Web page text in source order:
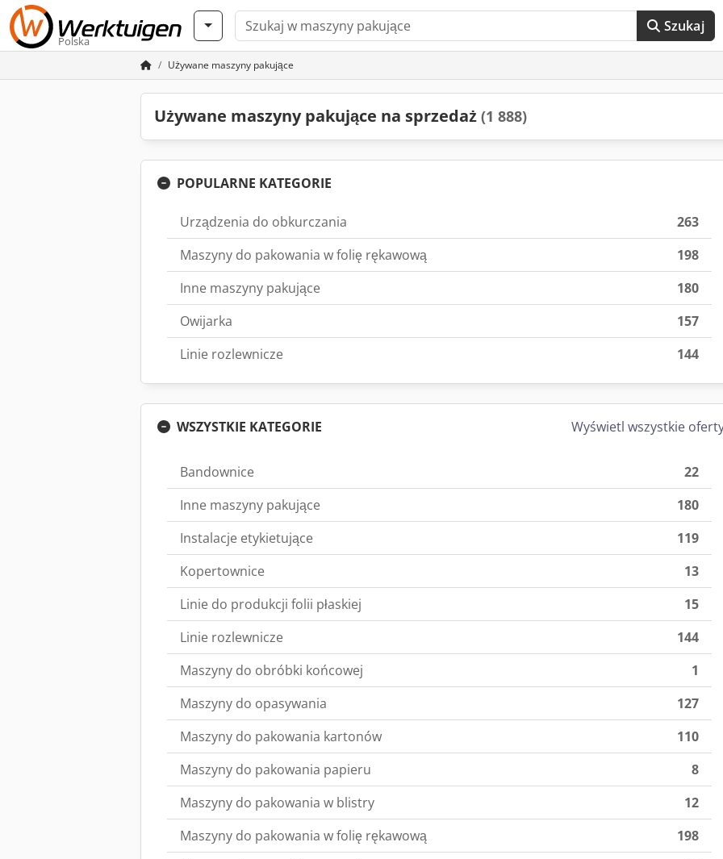
Polska
Szukaj
Używane maszyny pakujące
Używane maszyny pakujące na sprzedaż (1 888)
POPULARNE KATEGORIE
Urządzenia do obkurczania
263
Maszyny do pakowania w folię rękawową
198
Inne maszyny pakujące
180
Owijarka
157
Linie rozlewnicze
144
WSZYSTKIE KATEGORIE Wyświetl wszystkie
Bandownice
22
Inne maszyny pakujące
180
Instalacje etykietujące
119
Kopertownice
13
Linie do produkcji folii płaskiej
15
Linie rozlewnicze
144
Maszyny do obróbki końcowej
1
Maszyny do opasywania
127
Maszyny do pakowania kartonów
110
Maszyny do pakowania papieru
8
Maszyny do pakowania w blistry
12
Maszyny do pakowania w folię rękawową
198